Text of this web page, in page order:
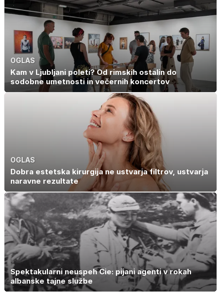
OGLAS
Kam v Ljubljani poleti? Od rimskih ostalin do
sodobne umetnosti in večernih koncertov
OGLAS
Dobra estetska kirurgija ne ustvarja filtrov, ustvarja
naravne rezultate
Spektakularni neuspeh Cie: pijani agenti v rokah
albanske tajne službe